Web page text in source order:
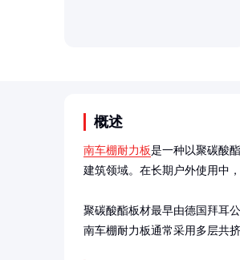
概述
南车棚耐力板是一种以聚碳酸
建筑领域。在长期户外使用中
聚碳酸酯板材最早由德国拜耳
南车棚耐力板通常采用多层共